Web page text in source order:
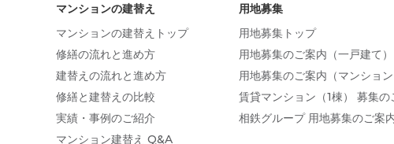
マンションの建替え
マンションの建替えトップ
修繕の流れと進め方
建替えの流れと進め方
修繕と建替えの比較
実績・事例のご紹介
マンション建替え Q&A
用地募集
用地募集トップ
用地募集のご案内（一戸建て）
用地募集のご案内（マンショ
賃貸マンション（1棟） 募集の
相鉄グループ 用地募集のご案